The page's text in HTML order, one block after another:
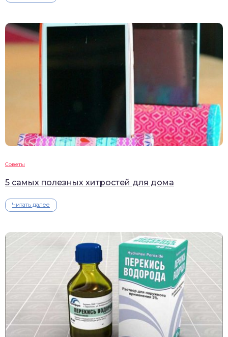
Советы
5 самых полезных хитростей для дома
Читать далее